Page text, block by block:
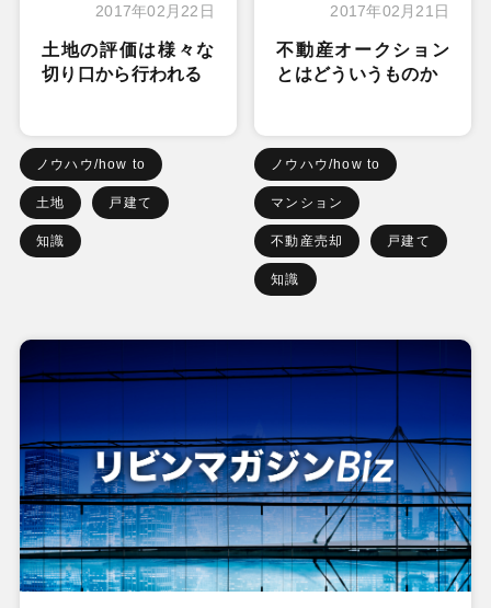
2017年02月22日
土地の評価は様々な
切り口から行われる
ノウハウ/how to
土地 戸建て
知識
2017年02月21日
不動産オークション
とはどういうものか
ノウハウ/how to
マンション
不動産売却 戸建て
知識